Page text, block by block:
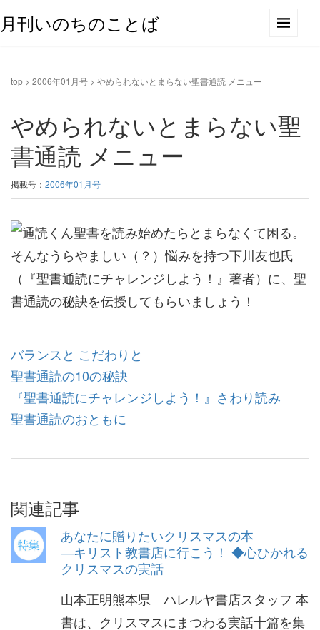
月刊いのちのことば
top > 2006年01月号 > やめられないとまらない聖書通読 メニュー
やめられないとまらない聖
書通読 メニュー
掲載号： 2006年01月号
聖書を読み始めたらとまらなくて困る。
そんなうらやましい（？）悩みを持つ下川友也氏
（『聖書通読にチャレンジしよう！』著者）に、聖
書通読の秘訣を伝授してもらいましょう！
バランスと こだわりと
聖書通読の10の秘訣
『聖書通読にチャレンジしよう！』さわり読み
聖書通読のおともに
関連記事
あなたに贈りたいクリスマスの本
―キリスト教書店に行こう！ ◆心ひかれる
クリスマスの実話
山本正明熊本県 ハレルヤ書店スタッフ 本
書は、クリスマスにまつわる実話十篇を集